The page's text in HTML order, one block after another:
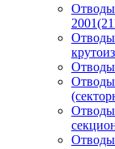
Отводы
2001